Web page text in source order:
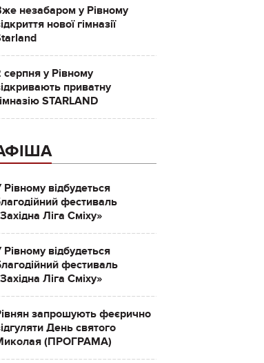
незабаром у Рівному
нової гімназії
серпня у Рівному
приватну
STARLAND
Рівному відбудеться
фестиваль
Ліга Сміху»
Рівному відбудеться
фестиваль
Ліга Сміху»
запрошують феєрично
День святого
(ПРОГРАМА)